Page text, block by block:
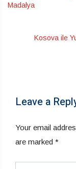
Madalya
Kosova ile
Leave a
Your email
are marked *